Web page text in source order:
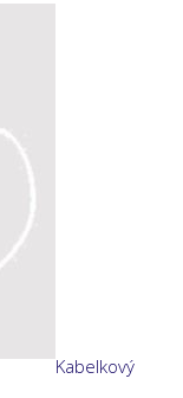
Kabelkový